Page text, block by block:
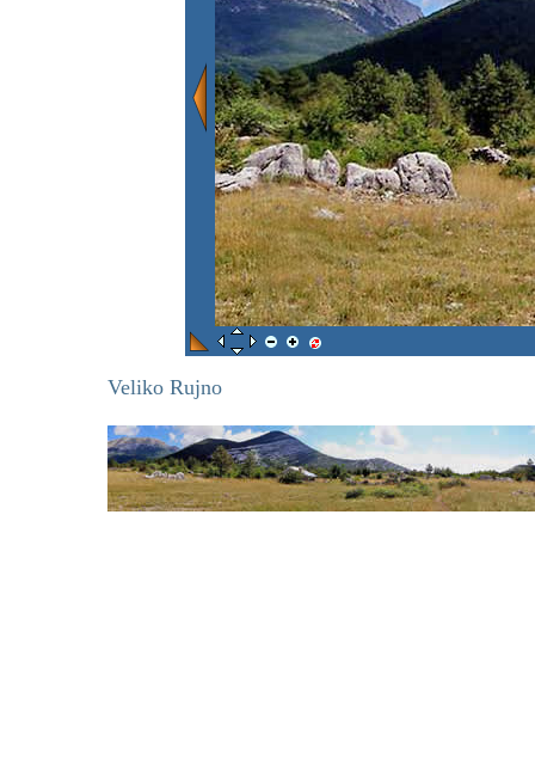
Veliko Rujno